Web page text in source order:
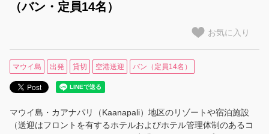
【ハワイ島】空港送迎
【カウアイ島】空港送迎
観光・ツアー
観光・ツアー・アクティビティ
（バン・定員14名）
お気に入り
マウイ島 出発 貸切 空港送迎 バン（定員14名）
マウイ島・カアナパリ（Kaanapali）地区のリゾートや宿泊施設
（送迎はフロントを有するホテルおよびホテル管理体制のあるコ